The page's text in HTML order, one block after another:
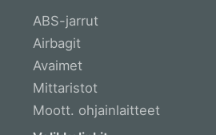
ABS-jarrut
Airbagit
Avaimet
Mittaristot
Moott. ohjainlaitteet